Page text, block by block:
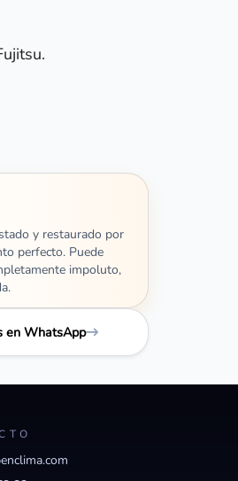
y restaurado por
perfecto. Puede
impoluto,
en WhatsApp